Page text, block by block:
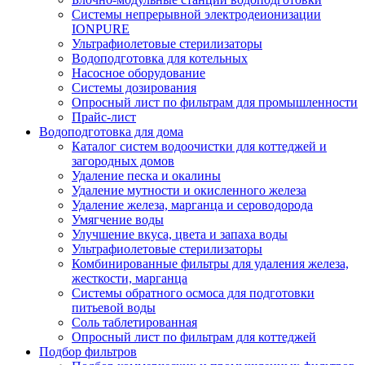
Системы непрерывной электродеионизации
IONPURE
Ультрафиолетовые стерилизаторы
Водоподготовка для котельных
Насосное оборудование
Системы дозирования
Опросный лист по фильтрам для промышленности
Прайс-лист
Водоподготовка для дома
Каталог систем водоочистки для коттеджей и
загородных домов
Удаление песка и окалины
Удаление мутности и окисленного железа
Удаление железа, марганца и сероводорода
Умягчение воды
Улучшение вкуса, цвета и запаха воды
Ультрафиолетовые стерилизаторы
Комбинированные фильтры для удаления железа,
жесткости, марганца
Системы обратного осмоса для подготовки
питьевой воды
Соль таблетированная
Опросный лист по фильтрам для коттеджей
Подбор фильтров